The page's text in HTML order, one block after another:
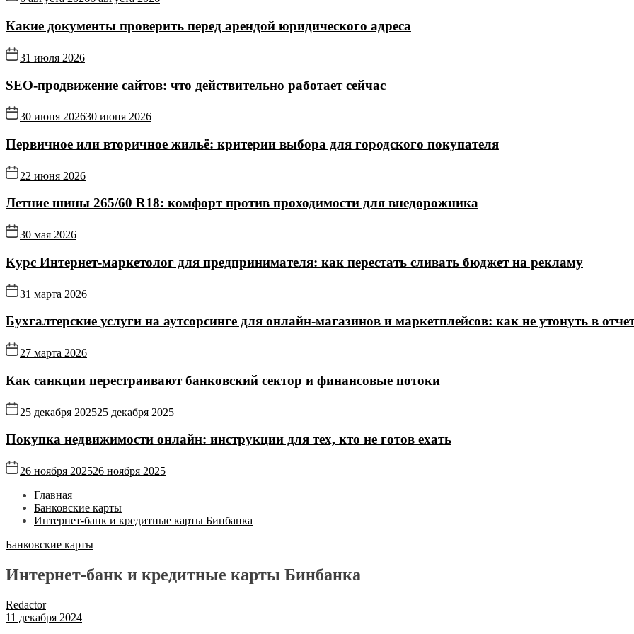
Какие документы проверить перед арендой юридического адреса
31 июля 2026
SEO-продвижение сайтов: что действительно работает сейчас
30 июня 202630 июня 2026
Первичное или вторичное жильё: критерии выбора для городского покупателя
22 июня 2026
Летние шины 265/60 R18: комфорт против проходимости для внедорожника
30 мая 2026
Курс Интернет‑маркетолог для предпринимателя: как перестать сливать бюджет на рекламу
31 марта 2026
Бухгалтерские услуги на аутсорсинге для онлайн‑магазинов и маркетплейсов: как не утонуть в
27 марта 2026
Как санкции перестраивают банковский сектор и финансовые потоки
25 декабря 202525 декабря 2025
Покупка недвижимости онлайн: инструкции для тех, кто не готов ехать
26 ноября 202526 ноября 2025
Главная
Банковские карты
Интернет-банк и кредитные карты Бинбанка
Банковские карты
Интернет-банк и кредитные карты Бинбанка
Redactor
11 декабря 2024